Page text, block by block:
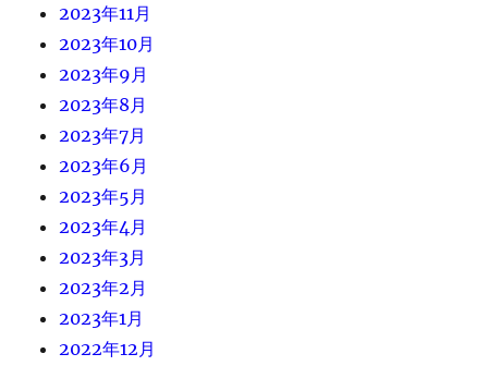
2023年11月
2023年10月
2023年9月
2023年8月
2023年7月
2023年6月
2023年5月
2023年4月
2023年3月
2023年2月
2023年1月
2022年12月